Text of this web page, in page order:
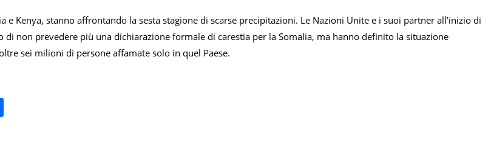
e Kenya, stanno affrontando la sesta stagione di scarse precipitazioni. Le Nazioni Unite e i suoi partner all’inizio di
di non prevedere più una dichiarazione formale di carestia per la Somalia, ma hanno definito la situazione
sei milioni di persone affamate solo in quel Paese.